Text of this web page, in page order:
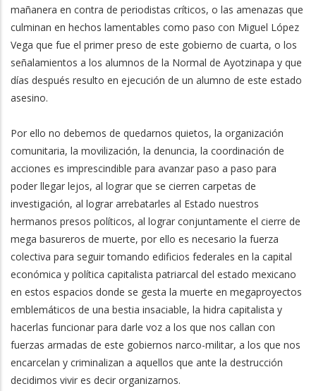
mañanera en contra de periodistas críticos, o las amenazas que
culminan en hechos lamentables como paso con Miguel López
Vega que fue el primer preso de este gobierno de cuarta, o los
señalamientos a los alumnos de la Normal de Ayotzinapa y que
días después resulto en ejecución de un alumno de este estado
asesino.
Por ello no debemos de quedarnos quietos, la organización
comunitaria, la movilización, la denuncia, la coordinación de
acciones es imprescindible para avanzar paso a paso para
poder llegar lejos, al lograr que se cierren carpetas de
investigación, al lograr arrebatarles al Estado nuestros
hermanos presos políticos, al lograr conjuntamente el cierre de
mega basureros de muerte, por ello es necesario la fuerza
colectiva para seguir tomando edificios federales en la capital
económica y política capitalista patriarcal del estado mexicano
en estos espacios donde se gesta la muerte en megaproyectos
emblemáticos de una bestia insaciable, la hidra capitalista y
hacerlas funcionar para darle voz a los que nos callan con
fuerzas armadas de este gobiernos narco-militar, a los que nos
encarcelan y criminalizan a aquellos que ante la destrucción
decidimos vivir es decir organizarnos.